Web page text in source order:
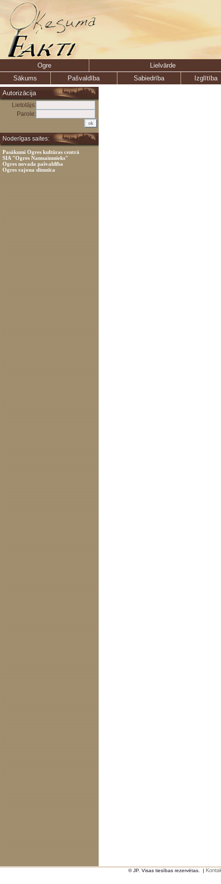
Ogre
Lielvārde
Sākums
Pašvaldība Sabiedrība
Izglītība
Autorizācija
Lietotājs:
Parole:
Noderīgas saites:
Pasākumi Ogres kultūras centrā
SIA "Ogres Namsaimnieks"
Ogres novada pašvaldība
Ogres rajona slimnīca
© JP. Visas tiesības rezervētas. |